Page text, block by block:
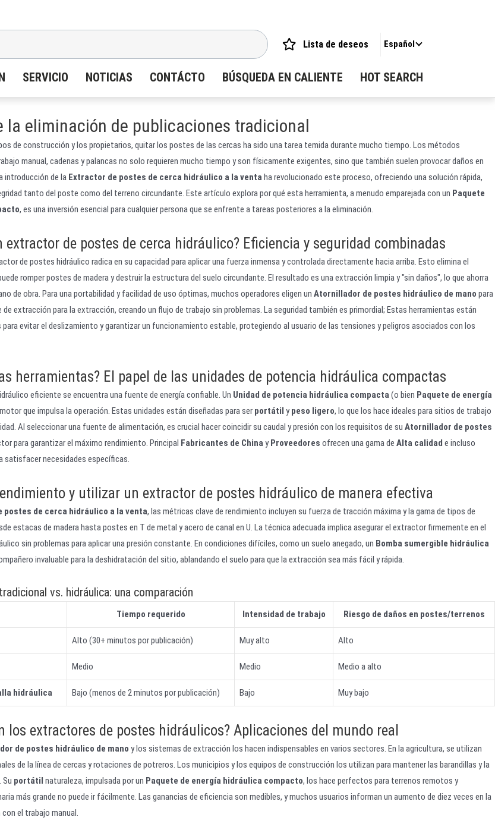
Lista de deseos Español
SERVICIO NOTICIAS CONTÁCTO BÚSQUEDA EN CALIENTE HOT SEARCH
la eliminación de publicaciones tradicional
de construcción y los propietarios, quitar los postes de las cercas ha sido una tarea temida durante mucho tiempo. Los métodos
manual, cadenas y palancas no solo requieren mucho tiempo y son físicamente exigentes, sino que también suelen provocar daños en
introducción de la Extractor de postes de cerca hidráulico a la ventaha revolucionado este proceso, ofreciendo una solución rápida,
tanto del poste como del terreno circundante. Este artículo explora por qué esta herramienta, a menudo emparejada con un Paquete
, es una inversión esencial para cualquier persona que se enfrente a tareas posteriores a la eliminación.
extractor de postes de cerca hidráulico? Eficiencia y seguridad combinadas
de postes hidráulico radica en su capacidad para aplicar una fuerza inmensa y controlada directamente hacia arriba. Esto elimina el
romper postes de madera y destruir la estructura del suelo circundante. El resultado es una extracción limpia y "sin daños", lo que ahorra
de obra. Para una portabilidad y facilidad de uso óptimas, muchos operadores eligen un Atornillador de postes hidráulico de mano para
extracción para la extracción, creando un flujo de trabajo sin problemas. La seguridad también es primordial; Estas herramientas están
evitar el deslizamiento y garantizar un funcionamiento estable, protegiendo al usuario de las tensiones y peligros asociados con los
herramientas? El papel de las unidades de potencia hidráulica compactas
eficiente se encuentra una fuente de energía confiable. Un Unidad de potencia hidráulica compacta (o bien Paquete de energía
que impulsa la operación. Estas unidades están diseñadas para ser portátil ypeso ligero, lo que los hace ideales para sitios de trabajo
Al seleccionar una fuente de alimentación, es crucial hacer coincidir su caudal y presión con los requisitos de su Atornillador de postes
para garantizar el máximo rendimiento. Principal Fabricantes de China yProveedores ofrecen una gama de Alta calidad e incluso
satisfacer necesidades específicas.
y utilizar un extractor de postes hidráulico de manera efectiva
postes de cerca hidráulico a la venta, las métricas clave de rendimiento incluyen su fuerza de tracción máxima y la gama de tipos de
estacas de madera hasta postes en T de metal y acero de canal en U. La técnica adecuada implica asegurar el extractor firmemente en el
sin problemas para aplicar una presión constante. En condiciones difíciles, como un suelo anegado, un Bomba sumergible hidráulica
invaluable para la deshidratación del sitio, ablandando el suelo para que la extracción sea más fácil y rápida.
vs. hidráulica: una comparación
Tiempo requerido Intensidad de trabajo Riesgo de daños en postes/terrenos
Alto (30+ minutos por publicación) Muy alto Alto
Medio Medio Medio a alto
hidráulica Bajo (menos de 2 minutos por publicación) Bajo Muy bajo
los extractores de postes hidráulicos? Aplicaciones del mundo real
de postes hidráulico de mano y los sistemas de extracción los hacen indispensables en varios sectores. En la agricultura, se utilizan
de la línea de cercas y rotaciones de potreros. Los municipios y los equipos de construcción los utilizan para mantener las barandillas y la
Su portátil naturaleza, impulsada por un Paquete de energía hidráulica compacto, los hace perfectos para terrenos remotos y
más grande no puede ir fácilmente. Las ganancias de eficiencia son medibles, y muchos usuarios informan un aumento de diez veces en la
el trabajo manual.